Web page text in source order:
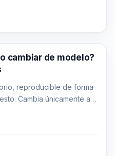
cambiar de modelo?
reproducible de forma
Cambia únicamente a